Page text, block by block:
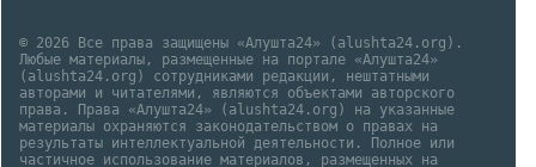
© 2026 Все права защищены «Алушта24» (alushta24.org).
Любые материалы, размещенные на портале «Алушта24»
(alushta24.org) сотрудниками редакции, нештатными
авторами и читателями, являются объектами авторского
права. Права «Алушта24» (alushta24.org) на указанные
материалы охраняются законодательством о правах на
результаты интеллектуальной деятельности. Полное или
частичное использование материалов, размещенных на